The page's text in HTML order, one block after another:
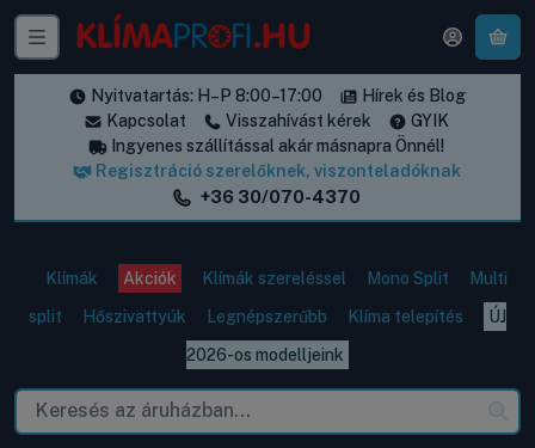
Nyitvatartás: H–P 8:00–17:00
Hírek és Blog
Kapcsolat
Visszahívást kérek
GYIK
Ingyenes szállítással akár másnapra Önnél!
Regisztráció szerelőknek, viszonteladóknak
+36 30/070-4370
Klímák Akciók Klímák szereléssel Mono Split
Multi
split
Hőszivattyúk Legnépszerűbb Klíma telepítés
ÚJ
2026-os modelljeink